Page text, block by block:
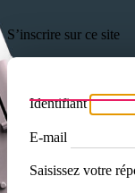
S’inscrire sur ce site
Identifiant
E-mail
Saisissez votre